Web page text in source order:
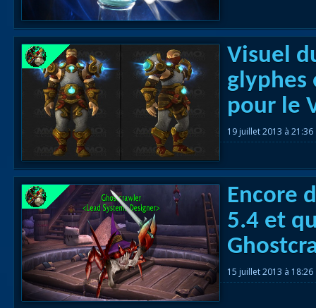
le vol
Uldum
Val
Visuel
glyphes
pour le
19 juillet 2013 à 21:36
Encore
5.4 et
15 juillet 2013 à 18:26